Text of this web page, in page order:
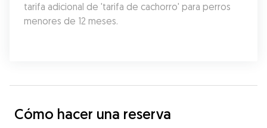
tarifa adicional de 'tarifa de cachorro' para perros
menores de 12 meses.
Cómo hacer una reserva